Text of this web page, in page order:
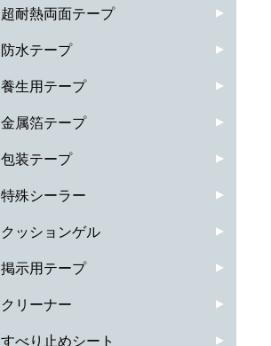
超耐熱両面テープ
防水テープ
養生用テープ
金属箔テープ
包装テープ
特殊シーラー
クッションゲル
掲示用テープ
クリーナー
すべり止めシート